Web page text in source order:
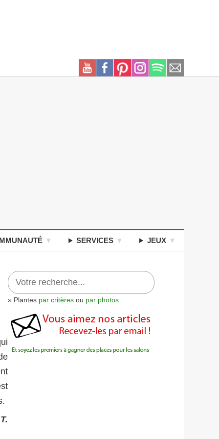
SERVICES JEUX
» Plantes par critères ou par photos